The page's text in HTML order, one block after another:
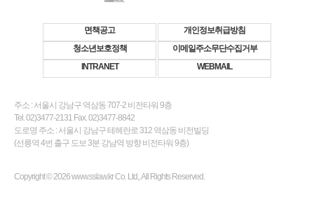
면책공고
개인정보취급방침
청소년보호정책
이메일주소무단수집거부
INTRANET
WEBMAIL
주소 : 서울시 강남구 역삼동 707-2 비전타워 9층
Tel. 02)3477-2131 Fax. 02)3477-8842
도로명 주소 : 서울시 강남구 테헤란로 312 역삼동 비전빌딩
(선릉역 4번 출구 도보 3분 강남역 방향 비전타워 9층)
Copyright © 2026 www.sslaw.kr Co. Ltd,. All Rights Reserved.